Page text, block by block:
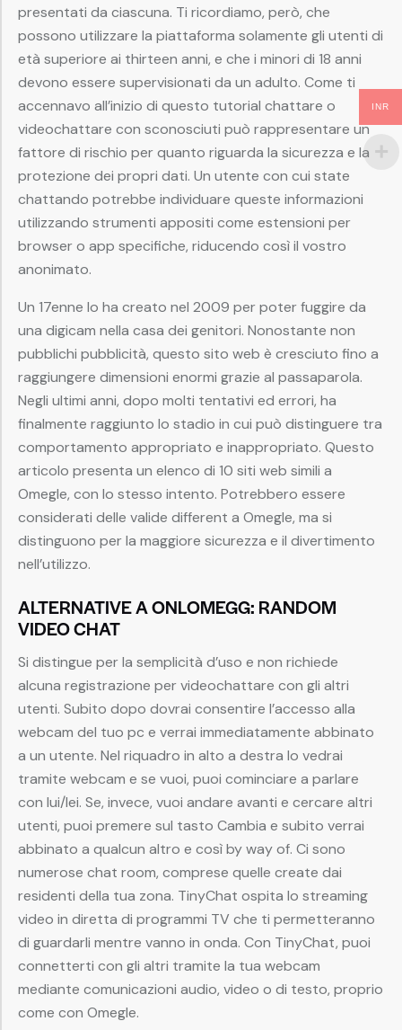
presentati da ciascuna. Ti ricordiamo, però, che
possono utilizzare la piattaforma solamente gli utenti di
età superiore ai thirteen anni, e che i minori di 18 anni
devono essere supervisionati da un adulto. Come ti
accennavo all’inizio di questo tutorial chattare o
videochattare con sconosciuti può rappresentare un
fattore di rischio per quanto riguarda la sicurezza e la
protezione dei propri dati. Un utente con cui state
chattando potrebbe individuare queste informazioni
utilizzando strumenti appositi come estensioni per
browser o app specifiche, riducendo così il vostro
anonimato.
Un 17enne lo ha creato nel 2009 per poter fuggire da
una digicam nella casa dei genitori. Nonostante non
pubblichi pubblicità, questo sito web è cresciuto fino a
raggiungere dimensioni enormi grazie al passaparola.
Negli ultimi anni, dopo molti tentativi ed errori, ha
finalmente raggiunto lo stadio in cui può distinguere tra
comportamento appropriato e inappropriato. Questo
articolo presenta un elenco di 10 siti web simili a
Omegle, con lo stesso intento. Potrebbero essere
considerati delle valide different a Omegle, ma si
distinguono per la maggiore sicurezza e il divertimento
nell’utilizzo.
ALTERNATIVE A ONLOMEGG: RANDOM
VIDEO CHAT
Si distingue per la semplicità d’uso e non richiede
alcuna registrazione per videochattare con gli altri
utenti. Subito dopo dovrai consentire l’accesso alla
webcam del tuo pc e verrai immediatamente abbinato
a un utente. Nel riquadro in alto a destra lo vedrai
tramite webcam e se vuoi, puoi cominciare a parlare
con lui/lei. Se, invece, vuoi andare avanti e cercare altri
utenti, puoi premere sul tasto Cambia e subito verrai
abbinato a qualcun altro e così by way of. Ci sono
numerose chat room, comprese quelle create dai
residenti della tua zona. TinyChat ospita lo streaming
video in diretta di programmi TV che ti permetteranno
di guardarli mentre vanno in onda. Con TinyChat, puoi
connetterti con gli altri tramite la tua webcam
mediante comunicazioni audio, video o di testo, proprio
come con Omegle.
INR